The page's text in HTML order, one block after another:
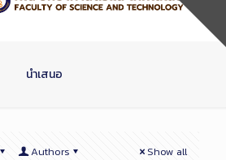
นำเสนอ
Authors Show all